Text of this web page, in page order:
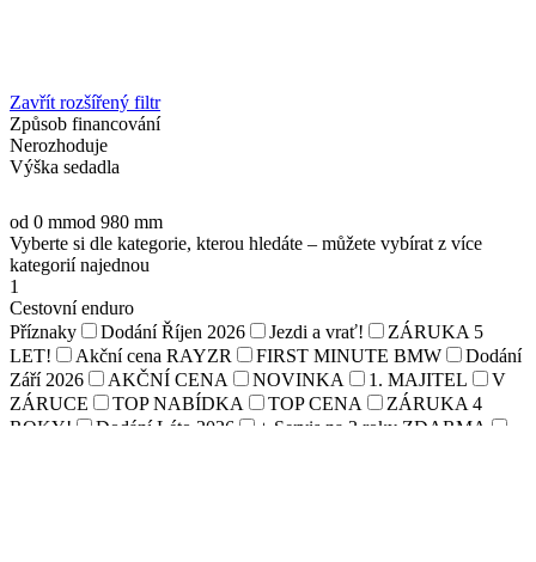
Zavřít rozšířený filtr
Způsob financování
Nerozhoduje
Výška sedadla
od 0 mmod 980 mm
Vyberte si dle kategorie, kterou hledáte – můžete vybírat z více
kategorií najednou
1
Cestovní enduro
Příznaky
Dodání Říjen 2026 Jezdi a vrať!
ZÁRUKA 5
LET!
Akční cena RAYZR FIRST MINUTE BMW
Dodání
Září 2026
AKČNÍ CENA NOVINKA 1. MAJITEL
V
ZÁRUCE
TOP NABÍDKA TOP CENA
ZÁRUKA 4
ROKY!
Dodání Léto 2026
+ Servis na 3 roky ZDARMA